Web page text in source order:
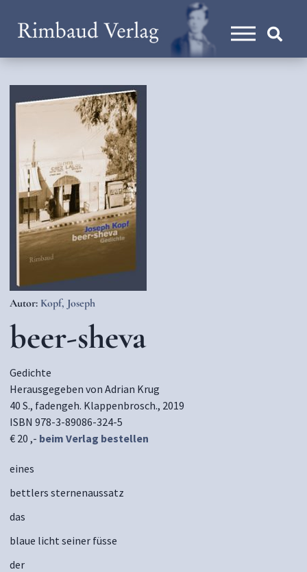
Autor: Kopf, Joseph
beer-sheva
Gedichte
Herausgegeben von Adrian Krug
40 S., fadengeh. Klappenbrosch., 2019
ISBN 978-3-89086-324-5
€ 20 ,- beim Verlag bestellen
eines
bettlers sternenaussatz
das
blaue licht seiner füsse
der